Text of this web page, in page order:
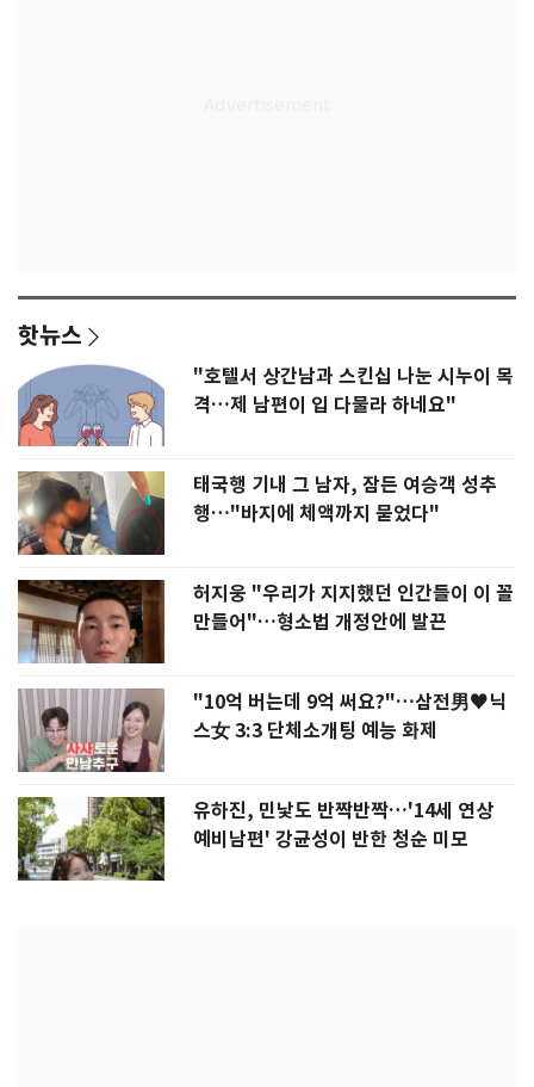
핫뉴스
"호텔서 상간남과 스킨십 나눈 시누이 목
격…제 남편이 입 다물라 하네요"
태국행 기내 그 남자, 잠든 여승객 성추
행…"바지에 체액까지 묻었다"
허지웅 "우리가 지지했던 인간들이 이 꼴
만들어"…형소법 개정안에 발끈
"10억 버는데 9억 써요?"…삼전男♥닉
스女 3:3 단체소개팅 예능 화제
유하진, 민낯도 반짝반짝…'14세 연상
예비남편' 강균성이 반한 청순 미모